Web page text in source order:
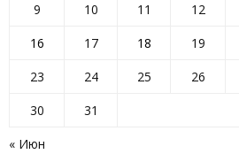
« Июн
9
10 11 12
16
17 18 19
23
24 25 26
30
31